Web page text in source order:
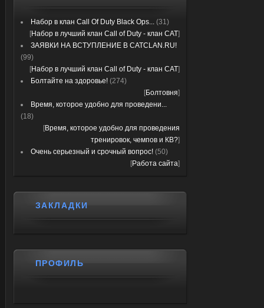
Набор в клан Call Of Duty Black Ops... (31)
[Набор в лучший клан Call of Duty - клан CAT]
ЗАЯВКИ НА ВСТУПЛЕНИЕ В CATCLAN.RU!
(99)
[Набор в лучший клан Call of Duty - клан CAT]
Болтайте на здоровье! (274)
[Болтовня]
Время, которое удобно для проведени...
(18)
[Время, которое удобно для проведения
тренировок, чемпов и КВ?]
Очень серьезный и срочный вопрос! (50)
[Работа сайта]
ЗАКЛАДКИ
ПРОФИЛЬ